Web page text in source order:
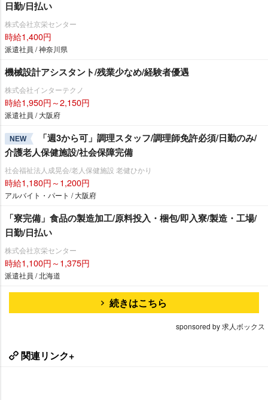
日勤/日払い
株式会社京栄センター
時給1,400円
派遣社員 / 神奈川県
機械設計アシスタント/残業少なめ/経験者優遇
株式会社インターテクノ
時給1,950円～2,150円
派遣社員 / 大阪府
NEW
「週3から可」調理スタッフ/調理師免許必須/日勤のみ/
介護老人保健施設/社会保障完備
社会福祉法人成晃会/老人保健施設 老健ひかり
時給1,180円～1,200円
アルバイト・パート / 大阪府
「寮完備」食品の製造加工/原料投入・梱包/即入寮/製造・工場/
日勤/日払い
株式会社京栄センター
時給1,100円～1,375円
派遣社員 / 北海道
続きはこちら
sponsored by 求人ボックス
関連リンク+